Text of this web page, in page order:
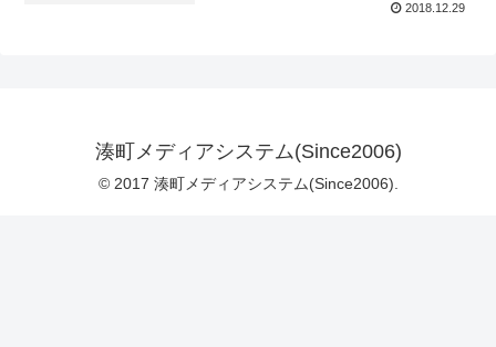
2018.12.29
湊町メディアシステム(Since2006)
© 2017 湊町メディアシステム(Since2006).